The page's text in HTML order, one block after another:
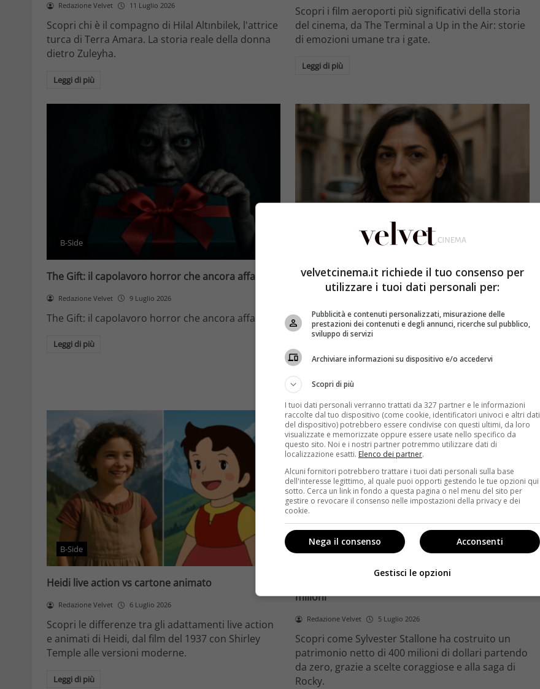
Redazione Velvet 11 Luglio 2026
Scopri chi è il compagno di Hilal Altınbilek, l'attrice
turca di Terra Amara. La storia reale della donna
dietro Zuleyha.
Leggi di più
Scopri i film aeroporti più significativi della storia
del cinema, da The Terminal a Up in the Air: storie
di emozioni umane tra i gate.
Leggi di più
B-Side
The Gift: il capolavoro horror che ancora affascina
Redazione Velvet 9 Luglio 2026
The Gift: il capolavoro horror che ancora affascina
Leggi di più
Chi è il compagno di Antonella Prisco: la vita
privata dell’attrice
Redazione Velvet 8 Luglio 2026
Chi è il compagno di Antonella Prisco? Scopri la
vita privata dell'attrice di Un Posto al Sole e il suo
percorso artistico.
Leggi di più
B-Side
Heidi live action vs cartone animato
Redazione Velvet 6 Luglio 2026
Scopri le differenze tra gli adattamenti live action
e animati di Heidi, dal film del 1937 con Shirley
Temple alle versioni moderne.
Leggi di più
B-Side
milioni
Redazione Velvet 5 Luglio 2026
Scopri come Sylvester Stallone ha costruito un
patrimonio netto di 400 milioni di dollari partendo
da zero, grazie a scelte coraggiose e alla saga di
Rocky.
velvetcinema.it richiede il tuo consenso per
utilizzare i tuoi dati personali per:
Pubblicità e contenuti personalizzati, misurazione delle
prestazioni dei contenuti e degli annunci, ricerche sul pubblico,
sviluppo di servizi
Archiviare informazioni su dispositivo e/o accedervi
Scopri di più
I tuoi dati personali verranno trattati da 327 partner e le informazioni
raccolte dal tuo dispositivo (come cookie, identificatori univoci e altri dati
del dispositivo) potrebbero essere condivise con questi ultimi, da loro
visualizzate e memorizzate oppure essere usate nello specifico da
questo sito. Noi e i nostri partner potremmo utilizzare dati di
localizzazione esatti. Elenco dei partner.
Alcuni fornitori potrebbero trattare i tuoi dati personali sulla base
dell'interesse legittimo, al quale puoi opporti gestendo le tue opzioni qui
sotto. Cerca un link in fondo a questa pagina o nel menu del sito per
gestire o revocare il consenso nelle impostazioni della privacy e dei
cookie.
Acconsenti
Nega il consenso
Gestisci le opzioni